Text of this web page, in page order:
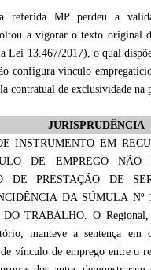
referida MP perdeu a
a vigorar o texto original
Lei 13.467/2017), o qual
configura vínculo
contratual de exclusividade na
JURISPRUDÊNCIA
INSTRUMENTO EM
DE EMPREGO NÃO
DE PRESTAÇÃO DE
DA SÚMULA Nº
DO TRABALHO. O Regional,
manteve a sentença em
vínculo de emprego entre o